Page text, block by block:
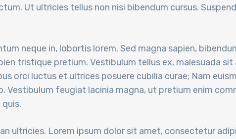
Ut ultricies tellus non nisi bibendum cursus.
neque in, lobortis lorem. Sed magna sapien,
tristique pretium. Vestibulum tellus ex, malesuada
orci luctus et ultrices posuere cubilia curae; Nam
Vestibulum feugiat lacinia magna, ut pretium enim
ultricies. Lorem ipsum dolor sit amet, consectetur